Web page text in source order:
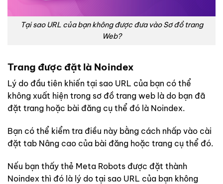
Tại sao URL của bạn không được đưa vào Sơ đồ trang
Web?
Trang được đặt là Noindex
Lý do đầu tiên khiến tại sao URL của bạn có thể
không xuất hiện trong sơ đồ trang web là do bạn đã
đặt trang hoặc bài đăng cụ thể đó là Noindex.
Bạn có thể kiểm tra điều này bằng cách nhấp vào cài
đặt tab Nâng cao của bài đăng hoặc trang cụ thể đó.
Nếu bạn thấy thẻ Meta Robots được đặt thành
Noindex thì đó là lý do tại sao URL của bạn không